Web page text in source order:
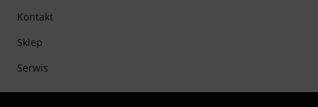
Kontakt
Sklep
Serwis